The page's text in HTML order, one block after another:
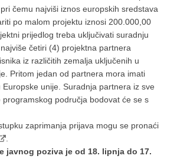
čemu najviši iznos europskih sredstava
po malom projektu iznosi 200.000,00
prijedlog treba uključivati suradnju
četiri (4) projektna partnera
iz različitih zemalja uključenih u
Pritom jedan od partnera mora imati
unije. Suradnja partnera iz sve
programskog područja bodovat će se s
zaprimanja prijava mogu se pronaći
.
javnog poziva je od 18. lipnja do 17.